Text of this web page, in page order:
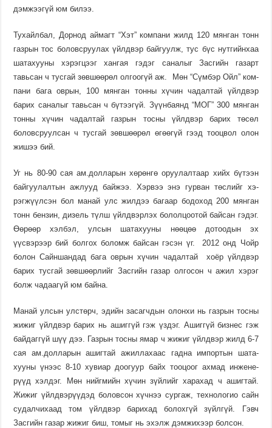
дэмжээгүй юм би­лээ.
Тухайл­бал, Дорнод аймагт “Хэт” ком­пани жилд 120 мянган тонн
газрын тос боловс­руулах үйлдвэр бай­гуулж, тус бүс нутгийн­хаа
шата­хууны хэрэг­цээг хангая гэдэг сана­лыг Засгийн газарт
тавьсан ч тусгай зөвшөөрөл ол­гоо­гүй аж. Мөн “Сүм­бэр Ойл” ком­
пани бага оврын, 100 мянган тон­ны хүчин чадалтай үйлд­вэр
барих саналыг тавьсан ч бүтээ­гүй. Зүүн­баянд “МОГ” 300 мянган
тонны хүчин чадалтай газрын тосны үйлдвэр барих төсөл
боловс­руул­сан ч тус­гай зөвшөө­рөл өгөө­гүй гээд тооцвол олон
жишээ бий.
Уг нь 80-90 сая ам.дол­ларын хө­рөнгө оруулал­таар хийх бүтээн
байгуу­лалтын ажлууд бай­жээ. Хэрвээ энэ гурван төслийг хэ­
рэгжүүл­сэн бол манай улс жилдээ багаар бодоход 200 мянган
тонн бензин, дизель түлш үйлдвэрлэх бо­лолцоотой бай­сан гэдэг.
Өөрөөр хэлбэл, улсын шатахууны нөөцөө дотоо­дын эх
үүсвэрээр бий болгох боломж байсан гэсэн үг. 2012 онд Чойр
болон Сайн­шан­дад бага оврын хүчин чадал­тай хоёр үйлд­вэр
барих тусгай зөвшөөрлийг Засгийн газар олго­сон ч ажил хэрэг
болж чадаагүй юм байна.
Манай улсын улстөрч, эдийн засагчдын олонхи нь газрын тос­ны
жижиг үйлдвэр барих нь ашиг­гүй гэж үздэг. Ашиггүй бизнес гэж
байдаггүй шүү дээ. Газрын тосны ямар ч жижиг үйлдвэр жилд 6-7
сая ам.долларын ашигтай ажилла­хаас гадна импор­тын ша­та­
хууны үнээс 8-10 хувиар доогуур байх тооцоог ахмад инжене­
рүүд хэлдэг. Мөн нийгмийн хүчин зүй­лийг харахад ч ашигтай.
Жижиг үйлдвэ­рүүдэд бо­ловсон хүчнээ сур­гаж, техно­логио сайн
судал­чихаад том үйлд­вэр барихад болохгүй зүйл­гүй. Гэвч
Засгийн газар жижиг биш, томыг нь эхэлж дэмжихээр болсон.